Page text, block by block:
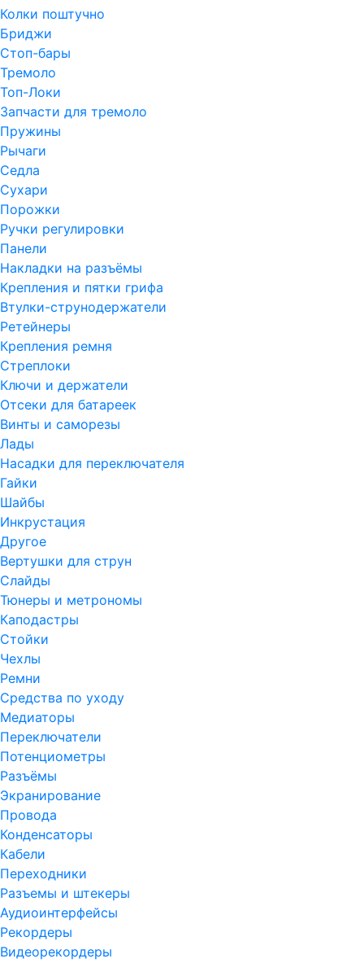
Колки поштучно
Бриджи
Стоп-бары
Тремоло
Топ-Локи
Запчасти для тремоло
Пружины
Рычаги
Седла
Сухари
Порожки
Ручки регулировки
Панели
Накладки на разъёмы
Крепления и пятки грифа
Втулки-струнодержатели
Ретейнеры
Крепления ремня
Стреплоки
Ключи и держатели
Отсеки для батареек
Винты и саморезы
Лады
Насадки для переключателя
Гайки
Шайбы
Инкрустация
Другое
Вертушки для струн
Слайды
Тюнеры и метрономы
Каподастры
Стойки
Чехлы
Ремни
Средства по уходу
Медиаторы
Переключатели
Потенциометры
Разъёмы
Экранирование
Провода
Конденсаторы
Кабели
Переходники
Разъемы и штекеры
Аудиоинтерфейсы
Рекордеры
Видеорекордеры